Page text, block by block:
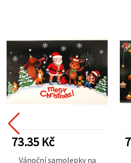
73.35 Kč
Vánoční samolepky na